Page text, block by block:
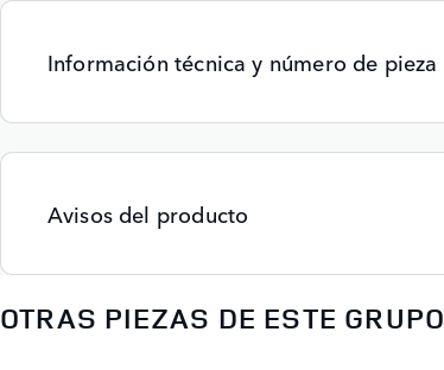
Información técnica y número de pieza
Avisos del producto
OTRAS PIEZAS DE ESTE GRUPO